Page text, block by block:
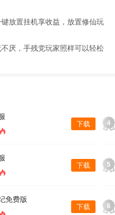
置挂机享收益，放置修仙玩
，手残党玩家照样可以轻松
下载
下载
免费版
下载
4
5
6